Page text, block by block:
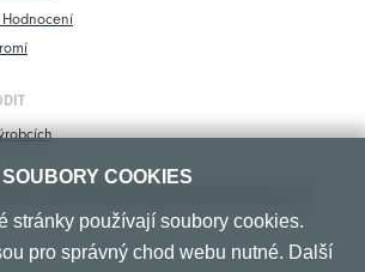
SOUBORY COOKIES
stránky používají soubory cookies.
pro správný chod webu nutné. Další